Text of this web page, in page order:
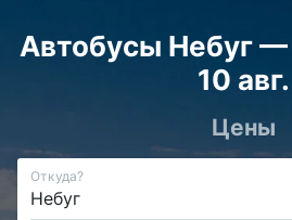
Автобусы Небуг —
10 авг.
Цены
Откуда?